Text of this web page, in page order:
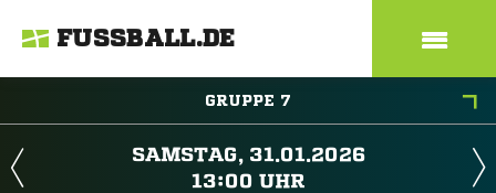
FUSSBALL.DE
GRUPPE 7
 
 